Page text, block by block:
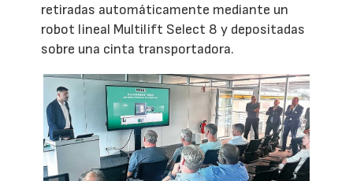
retiradas automáticamente mediante un
robot lineal Multilift Select 8 y depositadas
sobre una cinta transportadora.